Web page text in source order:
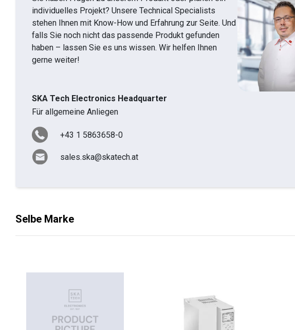
individuelles Projekt? Unsere Technical Specialists
stehen Ihnen mit Know-How und Erfahrung zur Seite. Und
falls Sie noch nicht das passende Produkt gefunden
haben – lassen Sie es uns wissen. Wir helfen Ihnen
gerne weiter!
SKA Tech Electronics Headquarter
Für allgemeine Anliegen
+43 1 5863658-0
sales.ska@skatech.at
Selbe Marke